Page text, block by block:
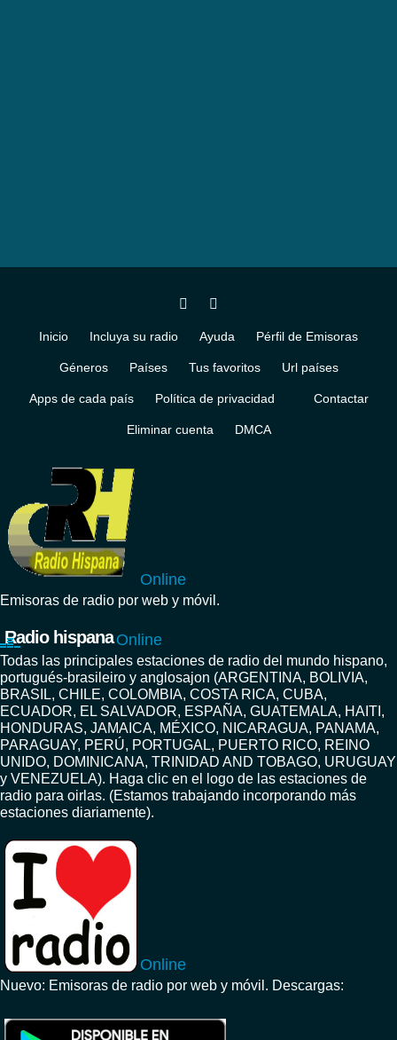
Inicio Incluya su radio Ayuda Pérfil de Emisoras
Géneros Países Tus favoritos Url países
Apps de cada país Política de privacidad Contactar
Eliminar cuenta DMCA
Online
Emisoras de radio por web y móvil.
Radio hispana Online
Todas las principales estaciones de radio del mundo hispano,
portugués-brasileiro y anglosajon (ARGENTINA, BOLIVIA,
BRASIL, CHILE, COLOMBIA, COSTA RICA, CUBA,
ECUADOR, EL SALVADOR, ESPAÑA, GUATEMALA, HAITI,
HONDURAS, JAMAICA, MÉXICO, NICARAGUA, PANAMA,
PARAGUAY, PERÚ, PORTUGAL, PUERTO RICO, REINO
UNIDO, DOMINICANA, TRINIDAD AND TOBAGO, URUGUAY
y VENEZUELA). Haga clic en el logo de las estaciones de
radio para oirlas. (Estamos trabajando incorporando más
estaciones diariamente).
Online
Nuevo: Emisoras de radio por web y móvil. Descargas: